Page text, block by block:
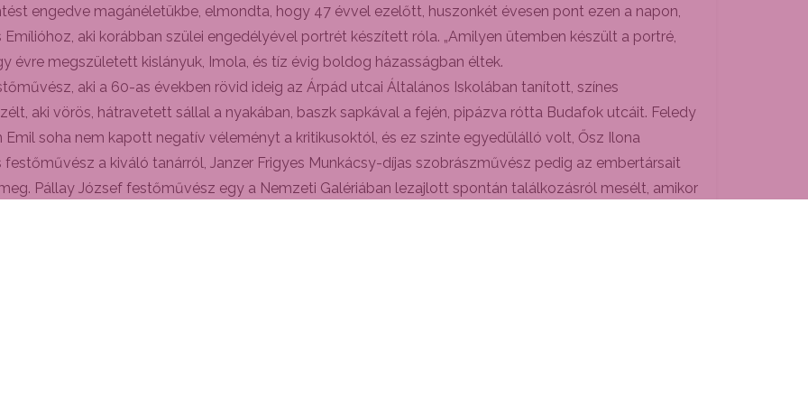
engedve magánéletükbe, elmondta, hogy 47 évvel ezelőtt, huszonkét évesen pont ezen a napon,
aki korábban szülei engedélyével portrét készített róla. „Amilyen ütemben készült a portré,
évre megszületett kislányuk, Imola, és tíz évig boldog házasságban éltek.
aki a 60-as években rövid ideig az Árpád utcai Általános Iskolában tanított, színes
aki vörös, hátravetett sállal a nyakában, baszk sapkával a fején, pipázva rótta Budafok utcáit. Feledy
soha nem kapott negatív véleményt a kritikusoktól, és ez szinte egyedülálló volt, Ősz Ilona
a kiváló tanárról, Janzer Frigyes Munkácsy-díjas szobrászművész pedig az embertársait
Pállay József festőművész egy a Nemzeti Galériában lezajlott spontán találkozásról mesélt, amikor